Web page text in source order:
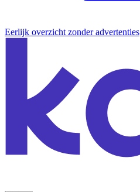
Eerlijk overzicht zonder advertenties